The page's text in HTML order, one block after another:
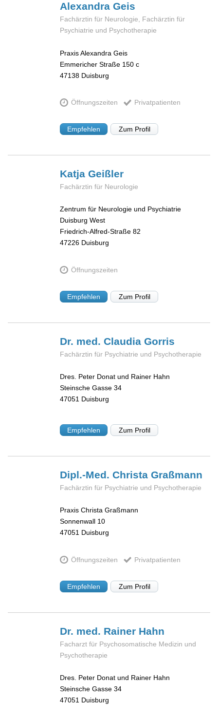
AlexandraGeis
Fachärztin für Neurologie, Fachärztin für
Psychiatrie und Psychotherapie
Praxis Alexandra Geis
Emmericher Straße 150 c
47138 Duisburg
Öffnungszeiten Privatpatienten
Empfehlen Zum Profil
KatjaGeißler
Fachärztin für Neurologie
Zentrum für Neurologie und Psychiatrie
Duisburg West
Friedrich-Alfred-Straße 82
47226 Duisburg
Öffnungszeiten
Empfehlen Zum Profil
Dr. med. ClaudiaGorris
Fachärztin für Psychiatrie und Psychotherapie
Dres. Peter Donat und Rainer Hahn
Steinsche Gasse 34
47051 Duisburg
Empfehlen Zum Profil
Dipl.-Med. ChristaGraßmann
Fachärztin für Psychiatrie und Psychotherapie
Praxis Christa Graßmann
Sonnenwall 10
47051 Duisburg
Öffnungszeiten Privatpatienten
Empfehlen Zum Profil
Dr. med. Rainer Hahn
Facharzt für Psychosomatische Medizin und
Psychotherapie
Dres. Peter Donat und Rainer Hahn
Steinsche Gasse 34
47051 Duisburg